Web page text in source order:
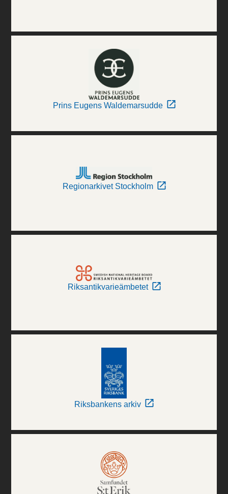
Prins Eugens Waldemarsudde
Regionarkivet Stockholm
Riksantikvarieämbetet
Riksbankens arkiv